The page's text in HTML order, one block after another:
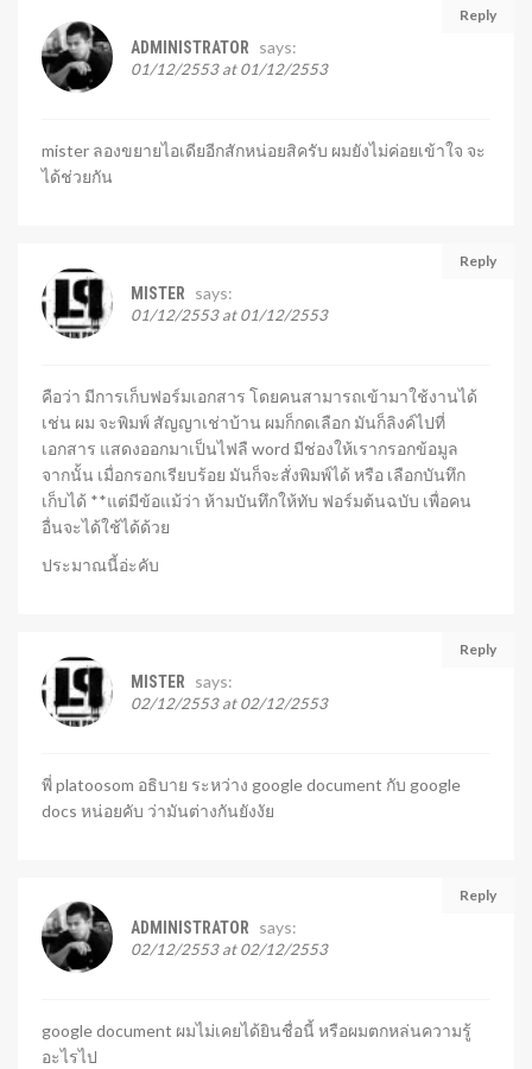
Reply
ADMINISTRATOR says:
01/12/2553 at 01/12/2553
mister ลองขยายไอเดียอีกสักหน่อยสิครับ ผมยังไม่ค่อยเข้าใจ จะ
ได้ช่วยกัน
Reply
MISTER says:
01/12/2553 at 01/12/2553
คือว่า มีการเก็บฟอร์มเอกสาร โดยคนสามารถเข้ามาใช้งานได้
เช่น ผม จะพิมพ์ สัญญาเช่าบ้าน ผมก็กดเลือก มันก็ลิงค์ไปที่
เอกสาร แสดงออกมาเป็นไฟลื word มีช่องให้เรากรอกข้อมูล
จากนั้น เมื่อกรอกเรียบร้อย มันก็จะสั่งพิมพ์ได้ หรือ เลือกบันทึก
เก็บได้ **แต่มีข้อแม้ว่า ห้ามบันทึกให้ทับ ฟอร์มต้นฉบับ เพื่อคน
อื่นจะได้ใช้ได้ด้วย
ประมาณนี้อ่ะคับ
Reply
MISTER says:
02/12/2553 at 02/12/2553
พี่ platoosom อธิบาย ระหว่าง google document กับ google
docs หน่อยคับ ว่ามันต่างกันยังงัย
Reply
ADMINISTRATOR says:
02/12/2553 at 02/12/2553
google document ผมไม่เคยได้ยินชื่อนี้ หรือผมตกหล่นความรู้
อะไรไป